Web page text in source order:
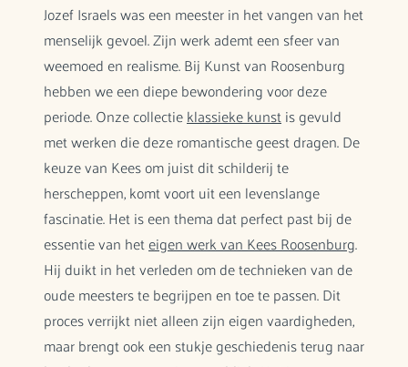
Jozef Israels was een meester in het vangen van het
menselijk gevoel. Zijn werk ademt een sfeer van
weemoed en realisme. Bij Kunst van Roosenburg
hebben we een diepe bewondering voor deze
periode. Onze collectieklassieke kunstis gevuld
met werken die deze romantische geest dragen. De
keuze van Kees om juist dit schilderij te
herscheppen, komt voort uit een levenslange
fascinatie. Het is een thema dat perfect past bij de
essentie van heteigen werk van Kees Roosenburg.
Hij duikt in het verleden om de technieken van de
oude meesters te begrijpen en toe te passen. Dit
proces verrijkt niet alleen zijn eigen vaardigheden,
maar brengt ook een stukje geschiedenis terug naar